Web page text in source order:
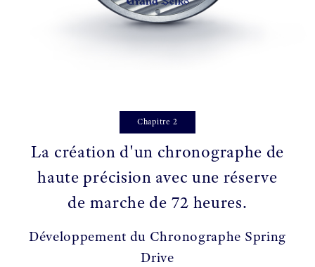
Chapitre 2
La création d'un chronographe de
haute précision avec une réserve
de marche de 72 heures.
Développement du Chronographe Spring
Drive